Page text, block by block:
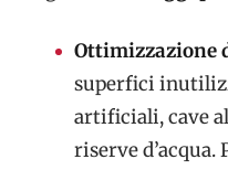
Ottimizzazione
superfici
artificiali, cave
riserve d’acqua.